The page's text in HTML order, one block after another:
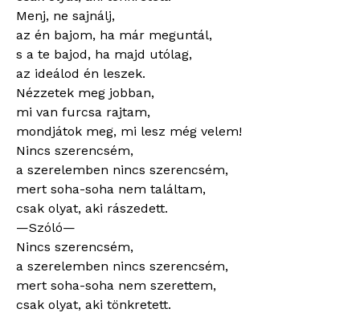
Menj, ne sajnálj,
az én bajom, ha már meguntál,
s a te bajod, ha majd utólag,
az ideálod én leszek.
Nézzetek meg jobban,
mi van furcsa rajtam,
mondjátok meg, mi lesz még velem!
Nincs szerencsém,
a szerelemben nincs szerencsém,
mert soha-soha nem találtam,
csak olyat, aki rászedett.
—Szóló—
Nincs szerencsém,
a szerelemben nincs szerencsém,
mert soha-soha nem szerettem,
csak olyat, aki tönkretett.